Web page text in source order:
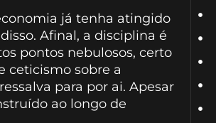
já tenha atingido
Afinal, a disciplina é
pontos nebulosos, certo
ceticismo sobre a
para por ai. Apesar
ao longo de